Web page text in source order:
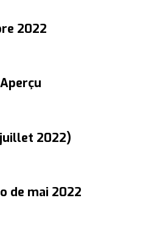
2022
2022)
de mai 2022